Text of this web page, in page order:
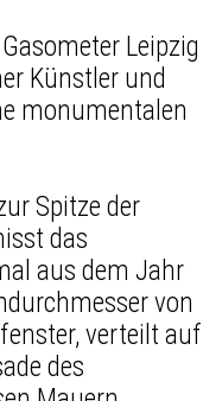
Leipzig
Künstler und
monumentalen
Spitze der
das
aus dem Jahr
von
verteilt auf
des